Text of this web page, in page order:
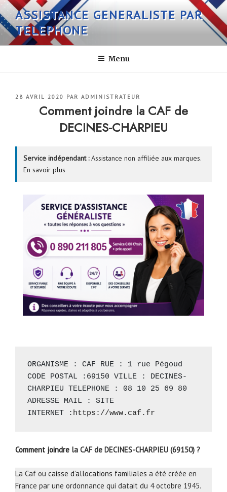
Aller
au
contenu
principal
ASSISTANCE GENERALISTE PAR
TELEPHONE
Menu
PUBLIÉ
28 AVRIL 2020 PAR ADMINISTRATEUR
Comment joindre la CAF de
DECINES-CHARPIEU
Service indépendant :Assistance non affiliée aux marques.
En savoir plus
ORGANISME : CAF RUE : 1 rue Pégoud
CODE POSTAL :69150 VILLE : DECINES-
CHARPIEU TELEPHONE : 08 10 25 69 80
ADRESSE MAIL : SITE
INTERNET : https://www.caf.fr
Comment joindre la CAF de DECINES-CHARPIEU (69150) ?
La Caf ou caisse d’allocations familiales a été créée en
France par une ordonnance qui datait du 4 octobre 1945.